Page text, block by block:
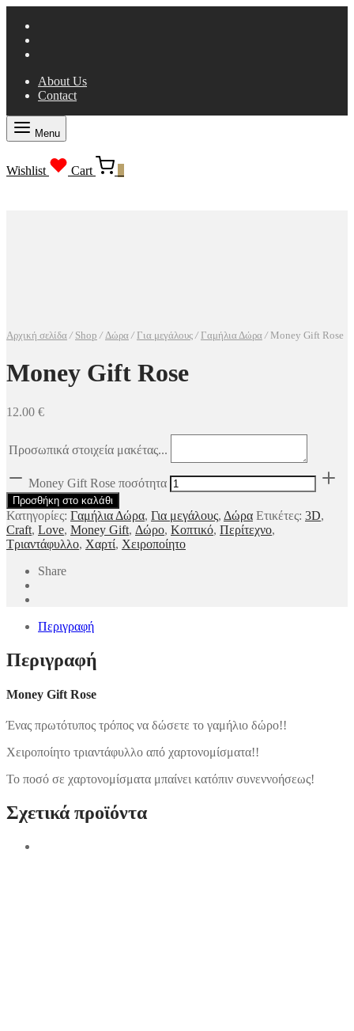
About Us
Contact
Menu
Wishlist Cart
Αρχική σελίδα / Shop / Δώρα / Για μεγάλους / Γαμήλια Δώρα /Money Gift Rose
Money Gift Rose
12.00 €
Προσωπικά στοιχεία μακέτας...
Money Gift Rose ποσότητα
Προσθήκη στο καλάθι
Κατηγορίες: Γαμήλια Δώρα, Για μεγάλους, Δώρα Ετικέτες: 3D,
Craft, Love, Money Gift, Δώρο, Κοπτικό, Περίτεχνο,
Τριαντάφυλλο, Χαρτί, Χειροποίητο
Share
Περιγραφή
Περιγραφή
Money Gift Rose
Ένας πρωτότυπος τρόπος να δώσετε το γαμήλιο δώρο!!
Χειροποίητο τριαντάφυλλο από χαρτονομίσματα!!
Το ποσό σε χαρτονομίσματα μπαίνει κατόπιν συνεννοήσεως!
Σχετικά προϊόντα